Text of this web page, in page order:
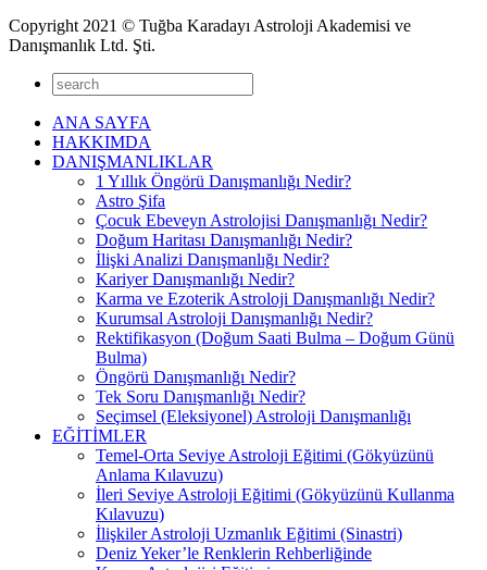
Copyright 2021 © Tuğba Karadayı Astroloji Akademisi ve
Danışmanlık Ltd. Şti.
ANA SAYFA
HAKKIMDA
DANIŞMANLIKLAR
1 Yıllık Öngörü Danışmanlığı Nedir?
Astro Şifa
Çocuk Ebeveyn Astrolojisi Danışmanlığı Nedir?
Doğum Haritası Danışmanlığı Nedir?
İlişki Analizi Danışmanlığı Nedir?
Kariyer Danışmanlığı Nedir?
Karma ve Ezoterik Astroloji Danışmanlığı Nedir?
Kurumsal Astroloji Danışmanlığı Nedir?
Rektifikasyon (Doğum Saati Bulma – Doğum Günü
Bulma)
Öngörü Danışmanlığı Nedir?
Tek Soru Danışmanlığı Nedir?
Seçimsel (Eleksiyonel) Astroloji Danışmanlığı
EĞİTİMLER
Temel-Orta Seviye Astroloji Eğitimi (Gökyüzünü
Anlama Kılavuzu)
İleri Seviye Astroloji Eğitimi (Gökyüzünü Kullanma
Kılavuzu)
İlişkiler Astroloji Uzmanlık Eğitimi (Sinastri)
Deniz Yeker’le Renklerin Rehberliğinde